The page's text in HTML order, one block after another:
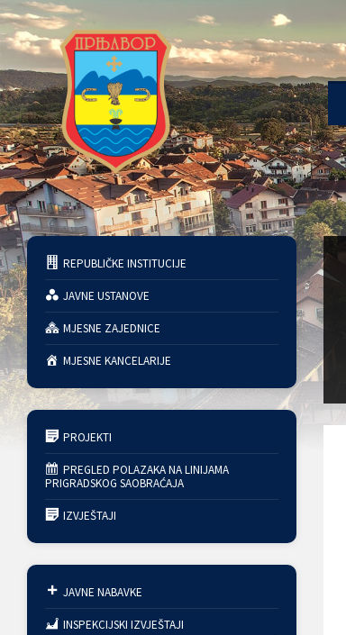
REPUBLIČKE INSTITUCIJE
JAVNE USTANOVE
MJESNE ZAJEDNICE
MJESNE KANCELARIJE
PROJEKTI
PREGLED POLAZAKA NA LINIJAMA
PRIGRADSKOG SAOBRAĆAJA
IZVJEŠTAJI
JAVNE NABAVKE
INSPEKCIJSKI IZVJEŠTAJI